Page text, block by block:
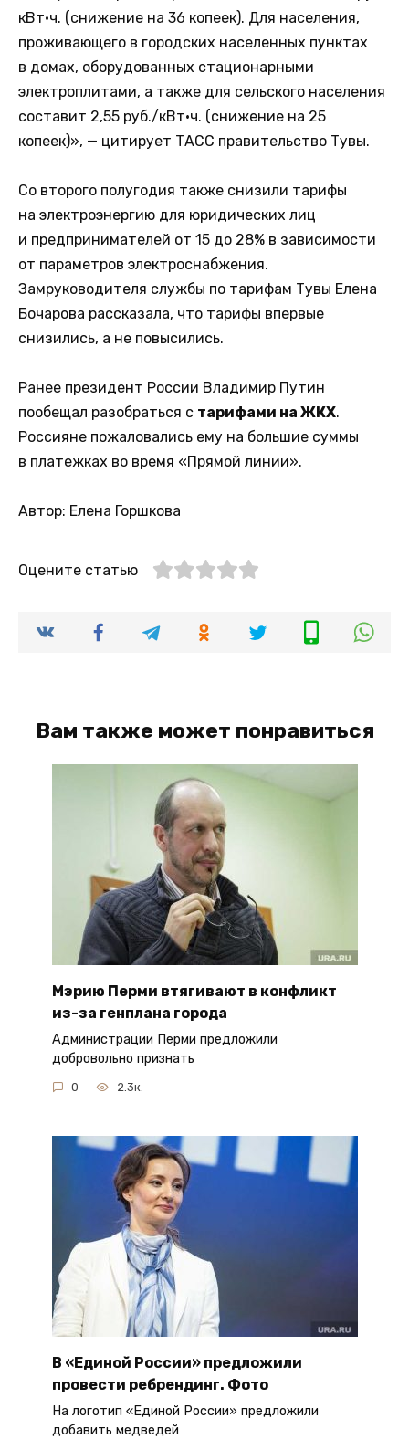
кВт·ч. (снижение на 36 копеек). Для населения,
проживающего в городских населенных пунктах
в домах, оборудованных стационарными
электроплитами, а также для сельского населения
составит 2,55 руб./кВт·ч. (снижение на 25
копеек)», — цитирует ТАСС правительство Тувы.
Со второго полугодия также снизили тарифы
на электроэнергию для юридических лиц
и предпринимателей от 15 до 28% в зависимости
от параметров электроснабжения.
Замруководителя службы по тарифам Тувы Елена
Бочарова рассказала, что тарифы впервые
снизились, а не повысились.
Ранее президент России Владимир Путин
пообещал разобраться с тарифами на ЖКХ.
Россияне пожаловались ему на большие суммы
в платежках во время «Прямой линии».
Автор: Елена Горшкова
Оцените статью
Вам также может понравиться
Мэрию Перми втягивают в конфликт
из-за генплана города
Администрации Перми предложили
добровольно признать
0 2.3к.
В «Единой России» предложили
провести ребрендинг. Фото
На логотип «Единой России» предложили
добавить медведей